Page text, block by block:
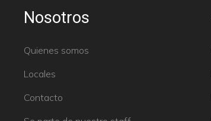
Nosotros
Quienes somos
Locales
Contacto